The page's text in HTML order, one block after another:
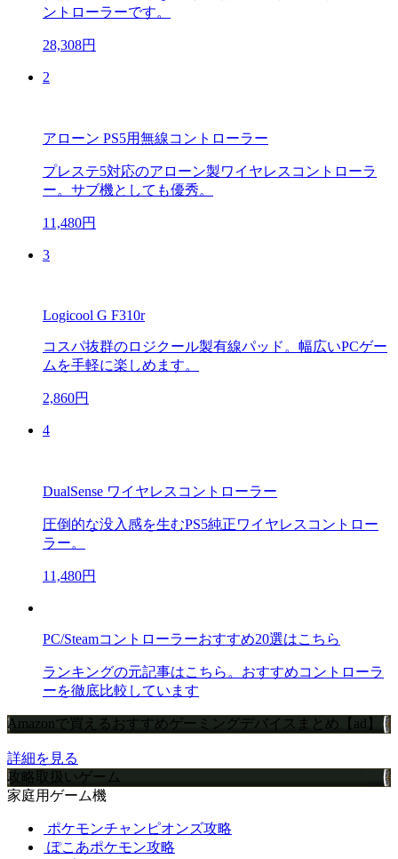
ントローラーです。
28,308円
2
アローン PS5用無線コントローラー
プレステ5対応のアローン製ワイヤレスコントローラ
ー。サブ機としても優秀。
11,480円
3
Logicool G F310r
コスパ抜群のロジクール製有線パッド。幅広いPCゲー
ムを手軽に楽しめます。
2,860円
4
DualSense ワイヤレスコントローラー
圧倒的な没入感を生むPS5純正ワイヤレスコントロー
ラー。
11,480円
PC/Steamコントローラーおすすめ20選はこちら
ランキングの元記事はこちら。おすすめコントローラ
ーを徹底比較しています
Amazonで買えるおすすめゲーミングデバイスまとめ【ad】
詳細を見る
攻略取扱いゲーム
家庭用ゲーム機
ポケモンチャンピオンズ攻略
ぽこあポケモン攻略